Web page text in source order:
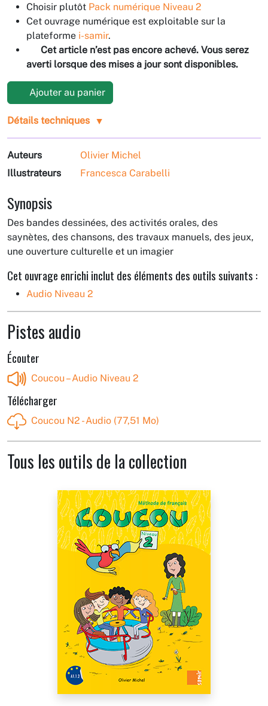
Choisir plutôt Pack numérique Niveau 2
Cet ouvrage numérique est exploitable sur la
plateforme i-samir.
Cet article n’est pas encore achevé. Vous serez
averti lorsque des mises à jour sont disponibles.
Ajouter au panier
Détails techniques
Auteurs
Olivier Michel
Illustrateurs
Francesca Carabelli
Synopsis
Des bandes dessinées, des activités orales, des
saynètes, des chansons, des travaux manuels, des jeux,
une ouverture culturelle et un imagier
Cet ouvrage enrichi inclut des éléments des outils suivants :
Audio Niveau 2
Pistes audio
Écouter
Coucou – Audio Niveau 2
Télécharger
Coucou N2 - Audio (77,51 Mo)
Tous les outils de la collection